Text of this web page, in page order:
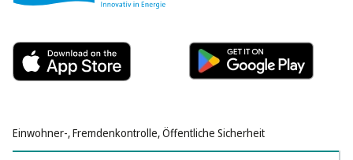
Einwohner-, Fremdenkontrolle, Öffentliche Sicherheit